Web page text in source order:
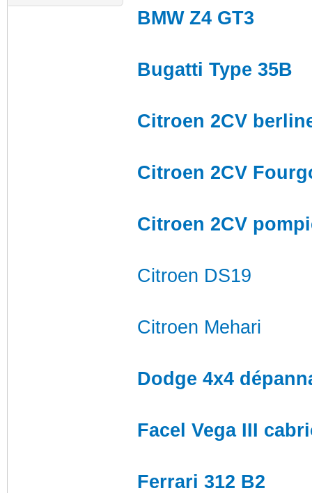
BMW Z4 GT3
Bugatti Type 35B
Citroen 2CV
Citroen 2CV
Citroen 2CV
Citroen DS19
Citroen Mehari
Dodge 4x4
Facel Vega III
Ferrari 312 B2